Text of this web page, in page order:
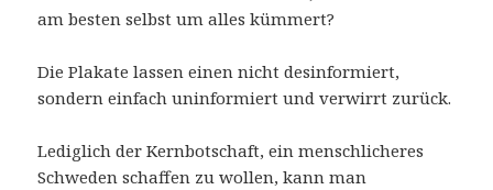
am besten selbst um alles kümmert?
Die Plakate lassen einen nicht desinformiert,
sondern einfach uninformiert und verwirrt zurück.
Lediglich der Kernbotschaft, ein menschlicheres
Schweden schaffen zu wollen, kann man